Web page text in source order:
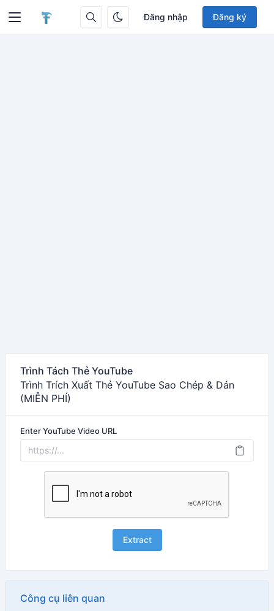
Đăng nhập Đăng ký
Trình Tách Thẻ YouTube
Trình Trích Xuất Thẻ YouTube Sao Chép & Dán
(MIỄN PHÍ)
Enter YouTube Video URL
Extract
Công cụ liên quan